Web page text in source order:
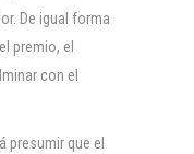
De igual forma
premio, el
con el
presumir que el